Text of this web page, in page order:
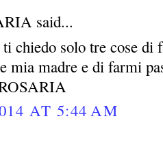
said...
ti chiedo solo tre cose di
mia madre e di farmi
AT 5:44 AM